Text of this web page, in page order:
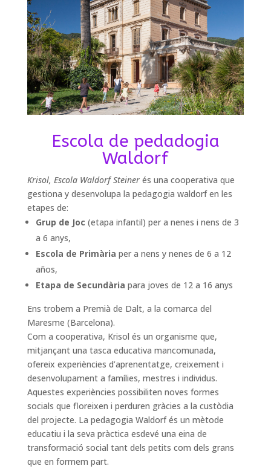
Escola de pedadogia
Waldorf
Krisol, Escola Waldorf Steinerés una cooperativa que
gestiona y desenvolupa la pedagogia waldorf en les
etapes de:
Grup de Joc (etapa infantil) per a nenes i nens de 3
a 6 anys,
Escola de Primària per a nens y nenes de 6 a 12
años,
Etapa de Secundària para joves de 12 a 16 anys
Ens trobem a Premià de Dalt, a la comarca del
Maresme (Barcelona).
Com a cooperativa, Krisol és un organisme que,
mitjançant una tasca educativa mancomunada,
ofereix experiències d’aprenentatge, creixement i
desenvolupament a famílies, mestres i individus.
Aquestes experiències possibiliten noves formes
socials que floreixen i perduren gràcies a la custòdia
del projecte. La pedagogia Waldorf és un mètode
educatiu i la seva pràctica esdevé una eina de
transformació social tant dels petits com dels grans
que en formem part.